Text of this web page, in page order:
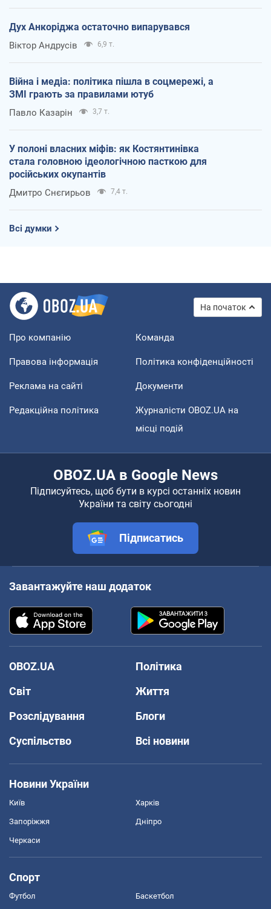
Дух Анкоріджа остаточно випарувався
Віктор Андрусів 6,9 т.
Війна і медіа: політика пішла в соцмережі, а
ЗМІ грають за правилами ютуб
Павло Казарін 3,7 т.
У полоні власних міфів: як Костянтинівка
стала головною ідеологічною пасткою для
російських окупантів
Дмитро Снєгирьов 7,4 т.
Всі думки
На початок
Про компанію Команда
Правова інформація Політика конфіденційності
Реклама на сайті Документи
Редакційна політика
Журналісти OBOZ.UA на
місці подій
OBOZ.UA в Google News
Підписуйтесь, щоб бути в курсі останніх новин
України та світу сьогодні
Підписатись
Завантажуйте наш додаток
OBOZ.UA
Політика
Світ
Життя
Розслідування
Блоги
Суспільство
Всі новини
Новини України
Київ Харків
Запоріжжя Дніпро
Черкаси
Спорт
Футбол Баскетбол